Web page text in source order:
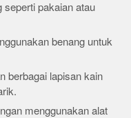
seperti pakaian atau
benang untuk
berbagai lapisan kain
menggunakan alat